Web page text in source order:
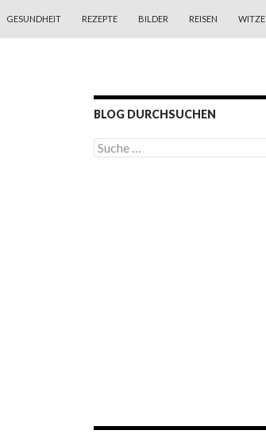
GESUNDHEIT REZEPTE BILDER REISEN WITZE
BLOG DURCHSUCHEN
S
u